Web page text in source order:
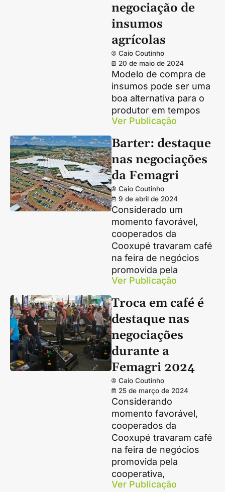
negociação de
insumos
agrícolas
Caio Coutinho
20 de maio de 2024
Modelo de compra de
insumos pode ser uma
boa alternativa para o
produtor em tempos
Ver Publicação
Barter: destaque
nas negociações
da Femagri
Caio Coutinho
9 de abril de 2024
Considerado um
momento favorável,
cooperados da
Cooxupé travaram café
na feira de negócios
promovida pela
Ver Publicação
Troca em café é
destaque nas
negociações
durante a
Femagri 2024
Caio Coutinho
25 de março de 2024
Considerando
momento favorável,
cooperados da
Cooxupé travaram café
na feira de negócios
promovida pela
cooperativa,
Ver Publicação